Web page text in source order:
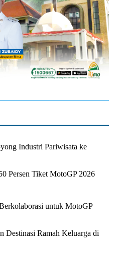
Industri Pariwisata ke
Persen Tiket MotoGP 2026
untuk MotoGP
Ramah Keluarga di